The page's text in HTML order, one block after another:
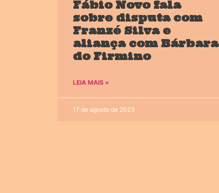
Fábio Novo fala
sobre disputa com
Franzé Silva e
aliança com Bárbara
do Firmino
LEIA MAIS »
17 de agosto de 2023